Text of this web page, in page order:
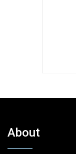
About